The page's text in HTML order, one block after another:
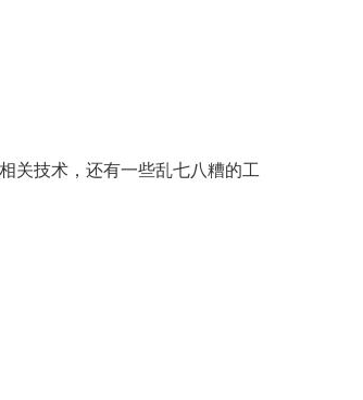
关技术，还有一些乱七八糟的工